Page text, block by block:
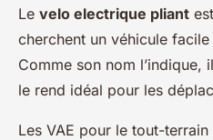
Le velo electrique pliant
cherchent un véhicule
Comme son nom l’indique,
le rend idéal pour les
Les VAE pour le tout-